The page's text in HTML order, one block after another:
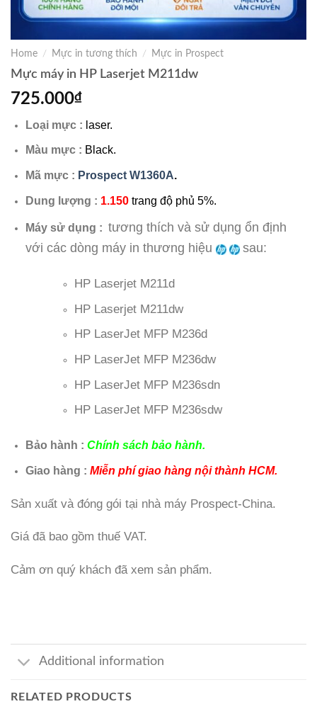
Home / Mực in tương thích / Mực in Prospect
Mực máy in HP Laserjet M211dw
725.000₫
Loại mực : laser.
Màu mực : Black.
Mã mực : Prospect W1360A.
Dung lượng : 1.150 trang độ phủ 5%.
Máy sử dụng : tương thích và sử dụng ổn định
với các dòng máy in thương hiệu
sau:
HP Laserjet M211d
HP Laserjet M211dw
HP LaserJet MFP M236d
HP LaserJet MFP M236dw
HP LaserJet MFP M236sdn
HP LaserJet MFP M236sdw
Bảo hành : Chính sách bảo hành.
Giao hàng : Miễn phí giao hàng nội thành HCM.
Sản xuất và đóng gói tại nhà máy Prospect-China.
Giá đã bao gồm thuế VAT.
Cảm ơn quý khách đã xem sản phẩm.
Additional information
RELATED PRODUCTS